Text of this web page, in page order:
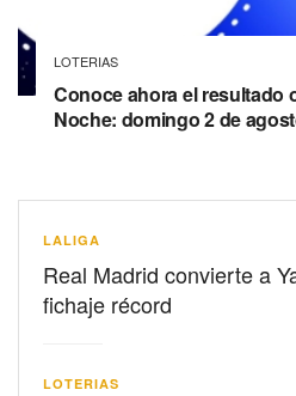
LOTERIAS
Conoce ahora el resultado
Noche: domingo 2 de
LALIGA
Real Madrid convierte a
fichaje récord
LOTERIAS